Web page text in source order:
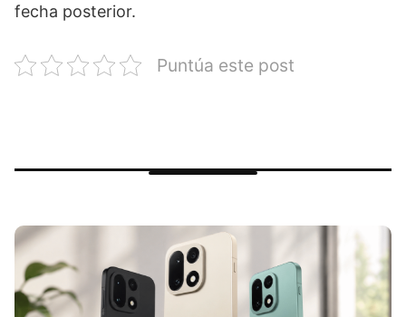
fecha posterior.
Puntúa este post